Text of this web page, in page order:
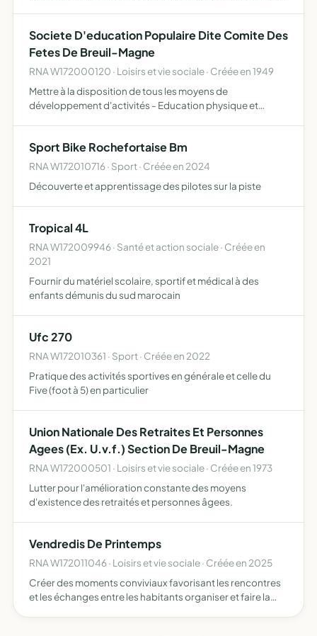
Societe D'education Populaire Dite Comite Des
Fetes De Breuil-Magne
RNA W172000120 · Loisirs et vie sociale · Créée en 1949
Mettre à la disposition de tous les moyens de
développement d'activités - Education physique et
sociale, civique. Par …
Sport Bike Rochefortaise Bm
RNA W172010716 · Sport · Créée en 2024
Découverte et apprentissage des pilotes sur la piste
Tropical 4L
RNA W172009946 · Santé et action sociale · Créée en
2021
Fournir du matériel scolaire, sportif et médical à des
enfants démunis du sud marocain
Ufc 270
RNA W172010361 · Sport · Créée en 2022
Pratique des activités sportives en générale et celle du
Five (foot à 5) en particulier
Union Nationale Des Retraites Et Personnes
Agees (Ex. U.v.f.) Section De Breuil-Magne
RNA W172000501 · Loisirs et vie sociale · Créée en 1973
Lutter pour l'amélioration constante des moyens
d'existence des retraités et personnes âgees.
Vendredis De Printemps
RNA W172011046 · Loisirs et vie sociale · Créée en 2025
Créer des moments conviviaux favorisant les rencontres
et les échanges entre les habitants organiser et faire la